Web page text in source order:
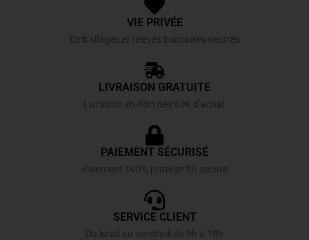
VIE PRIVÉE
Emballages et relevés bancaires neutres
LIVRAISON GRATUITE
Livraison en 48H dès 69€ d’achat
PAIEMENT SÉCURISÉ
Paiement 100% protégé 3D secure
SERVICE CLIENT
Du lundi au vendredi de 9h à 18h